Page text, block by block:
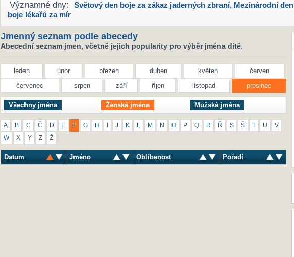
Významné dny: Světový den boje za zákaz jaderných zbraní, Mezinárodní den
boje lékařů za mír
Jmenný seznam podle abecedy
Abecední seznam jmen, včetně jejich popularity pro výběr jména dítě.
leden únor březen duben květen
červen
červenec
srpen září říjen listopad prosinec
Všechny jména Ženská jména Mužská jména
A B C Č D E F G H J K M N O P Q R Ř S Š T U V
W X Y Z Ž
Datum Jméno Oblíbenost Pořadí